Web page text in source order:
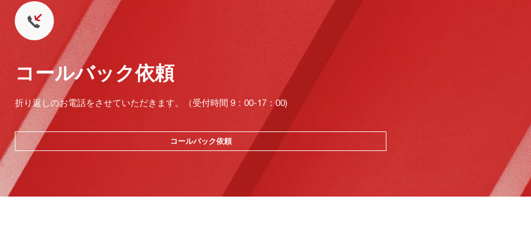
コールバック依頼
折り返しのお電話をさせていただきます。（受付時間 9：00-17：00)
コールバック依頼